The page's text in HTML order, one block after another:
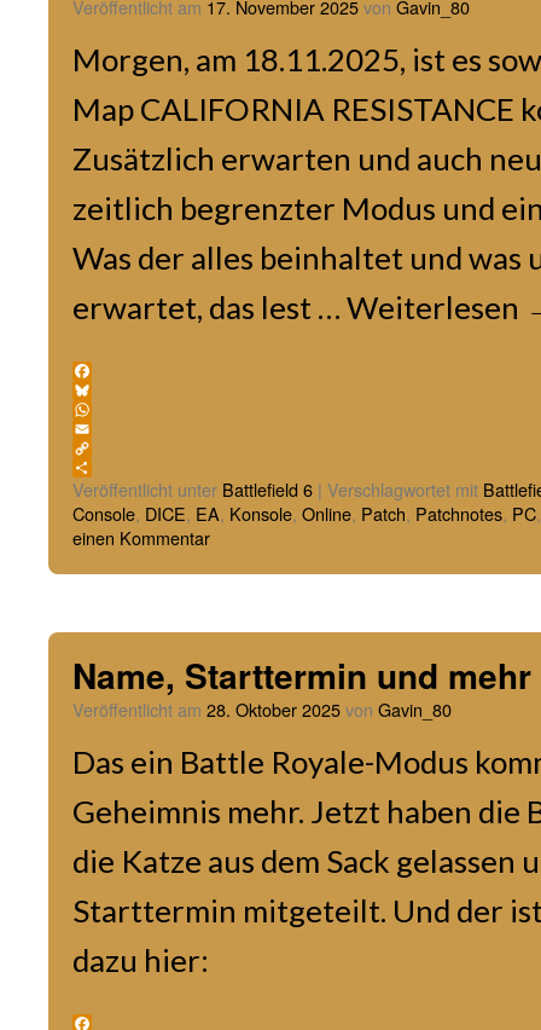
Veröffentlicht am 17. November 2025von Gavin_80
Morgen, am 18.11.2025, ist es
Map CALIFORNIA RESISTANCE
Zusätzlich erwarten und auch
zeitlich begrenzter Modus und
Was der alles beinhaltet und was
erwartet, das lest …Weiterlesen
Facebook
Bluesky
WhatsApp
Email
Copy
Link
Teilen
Veröffentlicht unter Battlefield 6 | Verschlagwortet mit
Console, DICE, EA, Konsole, Online, Patch, Patchnotes, PC
einen Kommentar
Name, Starttermin und
Veröffentlicht am 28. Oktober 2025von Gavin_80
Das ein Battle Royale-Modus
Geheimnis mehr. Jetzt haben die
die Katze aus dem Sack gelassen
Starttermin mitgeteilt. Und der
dazu hier: